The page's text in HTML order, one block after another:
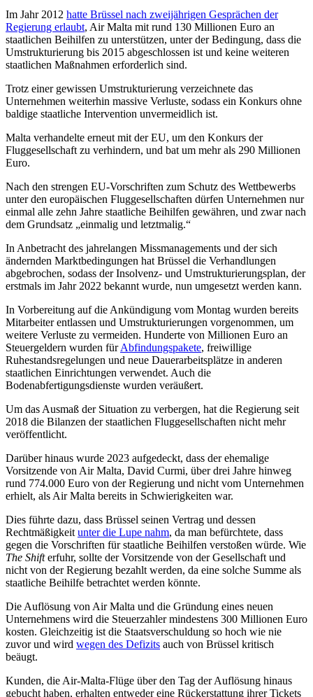
Im Jahr 2012 hatte Brüssel nach zweijährigen Gesprächen der
Regierung erlaubt, Air Malta mit rund 130 Millionen Euro an
staatlichen Beihilfen zu unterstützen, unter der Bedingung, dass die
Umstrukturierung bis 2015 abgeschlossen ist und keine weiteren
staatlichen Maßnahmen erforderlich sind.
Trotz einer gewissen Umstrukturierung verzeichnete das
Unternehmen weiterhin massive Verluste, sodass ein Konkurs ohne
baldige staatliche Intervention unvermeidlich ist.
Malta verhandelte erneut mit der EU, um den Konkurs der
Fluggesellschaft zu verhindern, und bat um mehr als 290 Millionen
Euro.
Nach den strengen EU-Vorschriften zum Schutz des Wettbewerbs
unter den europäischen Fluggesellschaften dürfen Unternehmen nur
einmal alle zehn Jahre staatliche Beihilfen gewähren, und zwar nach
dem Grundsatz „einmalig und letztmalig.“
In Anbetracht des jahrelangen Missmanagements und der sich
ändernden Marktbedingungen hat Brüssel die Verhandlungen
abgebrochen, sodass der Insolvenz- und Umstrukturierungsplan, der
erstmals im Jahr 2022 bekannt wurde, nun umgesetzt werden kann.
In Vorbereitung auf die Ankündigung vom Montag wurden bereits
Mitarbeiter entlassen und Umstrukturierungen vorgenommen, um
weitere Verluste zu vermeiden. Hunderte von Millionen Euro an
Steuergeldern wurden fürAbfindungspakete, freiwillige
Ruhestandsregelungen und neue Dauerarbeitsplätze in anderen
staatlichen Einrichtungen verwendet. Auch die
Bodenabfertigungsdienste wurden veräußert.
Um das Ausmaß der Situation zu verbergen, hat die Regierung seit
2018 die Bilanzen der staatlichen Fluggesellschaften nicht mehr
veröffentlicht.
Darüber hinaus wurde 2023 aufgedeckt, dass der ehemalige
Vorsitzende von Air Malta, David Curmi, über drei Jahre hinweg
rund 774.000 Euro von der Regierung und nicht vom Unternehmen
erhielt, als Air Malta bereits in Schwierigkeiten war.
Dies führte dazu, dass Brüssel seinen Vertrag und dessen
Rechtmäßigkeit unter die Lupe nahm, da man befürchtete, dass
gegen die Vorschriften für staatliche Beihilfen verstoßen würde. Wie
The Shifterfuhr, sollte der Vorsitzende von der Gesellschaft und
nicht von der Regierung bezahlt werden, da eine solche Summe als
staatliche Beihilfe betrachtet werden könnte.
Die Auflösung von Air Malta und die Gründung eines neuen
Unternehmens wird die Steuerzahler mindestens 300 Millionen Euro
kosten. Gleichzeitig ist die Staatsverschuldung so hoch wie nie
zuvor und wird wegen des Defizits auch von Brüssel kritisch
beäugt.
Kunden, die Air-Malta-Flüge über den Tag der Auflösung hinaus
gebucht haben, erhalten entweder eine Rückerstattung ihrer Tickets